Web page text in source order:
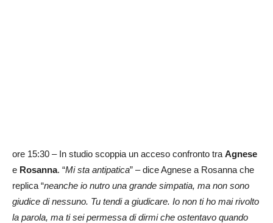
ore 15:30 – In studio scoppia un acceso confronto traAgnese
e Rosanna. “Mi sta antipatica” – dice Agnese a Rosanna che
replica “neanche io nutro una grande simpatia, ma non sono
giudice di nessuno. Tu tendi a giudicare. Io non ti ho mai rivolto
la parola, ma ti sei permessa di dirmi che ostentavo quando